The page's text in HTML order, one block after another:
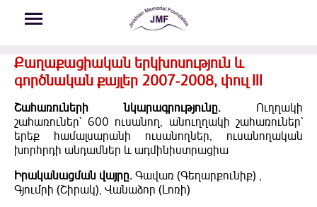
Քաղաքացիական երկխոսություն և
գործնական քայլեր 2007-2008, փուլ III
Շահառուների նկարագրությունը.Ուղղակի
շահառուներ` 600 ուսանող, անուղղակի շահառուներ`
երեք համալսարանի ուսանողներ, ուսանողական
խորհրդի անդամներ և ադմինիստրացիա
Իրականացման վայրը. Գավառ (Գեղարքունիք) ,
Գյումրի (Շիրակ), Վանաձոր (Լոռի)